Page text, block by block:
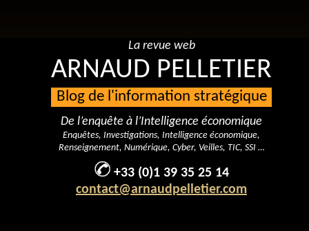
La revue web
ARNAUD PELLETIER
Blog de l'information stratégique
De l’enquête à l’Intelligence économique
Enquêtes, Investigations, Intelligence économique,
Renseignement, Numérique, Cyber, Veilles, TIC, SSI …
+33 (0)1 39 35 25 14
contact@arnaudpelletier.com